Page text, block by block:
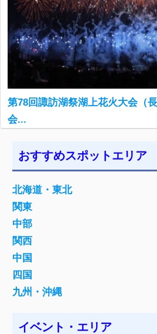
第78回諏訪湖祭湖上花火大会（
会...
おすすめスポットエリア
北海道・東北
関東
中部
関西
中国
四国
九州・沖縄
イベント・エリア